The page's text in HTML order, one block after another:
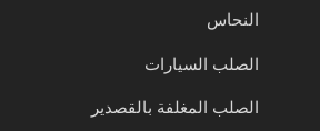
النحاس
الصلب السيارات
الصلب المغلفة بالقصدير